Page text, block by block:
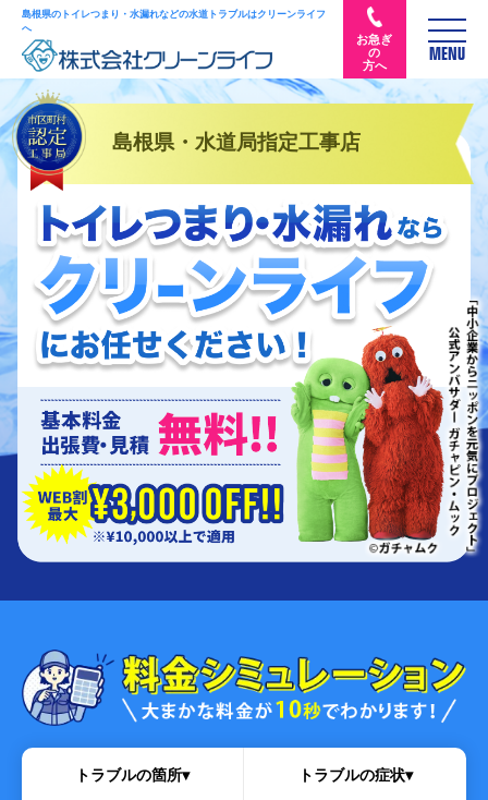
島根県のトイレつまり・水漏れなどの水道トラブルはクリーンライフ
へ
お急ぎ
の
方へ
MENU
島根県・水道局指定工事店
トラブルの箇所▾ トラブルの症状▾